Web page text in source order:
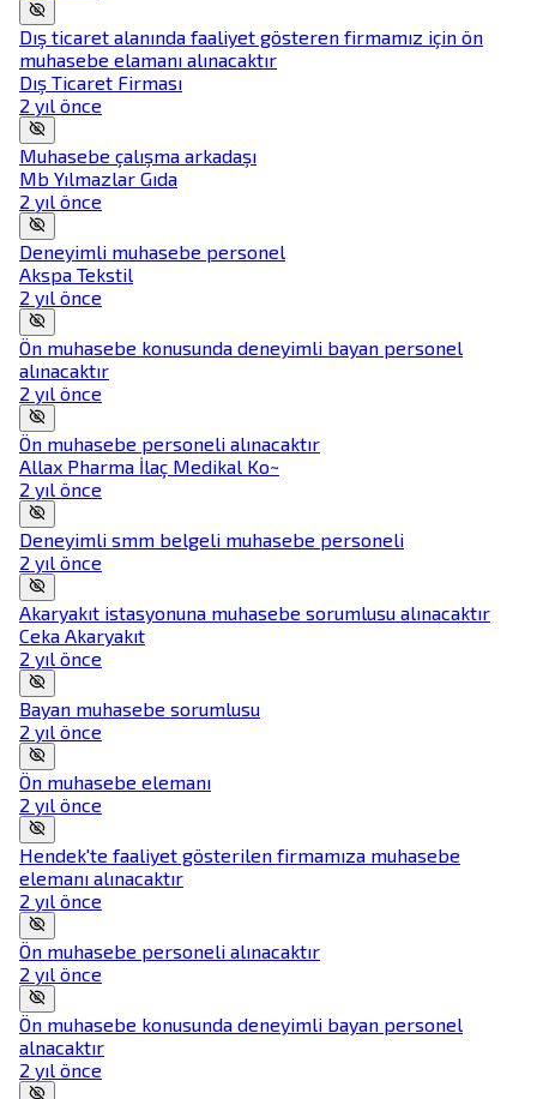
Dış ticaret alanında faaliyet gösteren firmamız için ön
muhasebe elamanı alınacaktır
Dış Ticaret Firması
2 yıl önce
Muhasebe çalışma arkadaşı
Mb Yılmazlar Gıda
2 yıl önce
Deneyimli muhasebe personel
Akspa Tekstil
2 yıl önce
Ön muhasebe konusunda deneyimli bayan personel
alınacaktır
2 yıl önce
Ön muhasebe personeli alınacaktır
Allax Pharma İlaç Medikal Ko~
2 yıl önce
Deneyimli smm belgeli muhasebe personeli
2 yıl önce
Akaryakıt istasyonuna muhasebe sorumlusu alınacaktır
Ceka Akaryakıt
2 yıl önce
Bayan muhasebe sorumlusu
2 yıl önce
Ön muhasebe elemanı
2 yıl önce
Hendek'te faaliyet gösterilen firmamıza muhasebe
elemanı alınacaktır
2 yıl önce
Ön muhasebe personeli alınacaktır
2 yıl önce
Ön muhasebe konusunda deneyimli bayan personel
alnacaktır
2 yıl önce